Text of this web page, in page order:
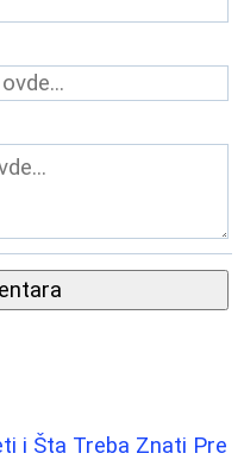
i Šta Treba Znati Pre